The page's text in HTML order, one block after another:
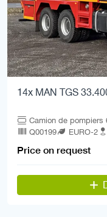
14x MAN TGS
Camion de pompiers
Q00199
EURO-2
Price on request